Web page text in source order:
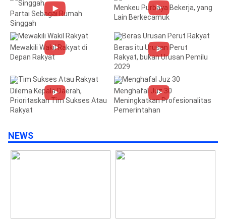
Partai Sebagai Rumah
Singgah
Menkeu Purbaya Bekerja, yang
Lain Berkecamuk
Mewakili Wakil Rakyat di
Depan Rakyat
Beras itu Urusan Perut
Rakyat, bukan Urusan Pemilu
2029
Dilema Kepala Daerah,
Prioritaskan Tim Sukses Atau
Rakyat
Menghafal Juz 30
Meningkatkan Profesionalitas
Pemerintahan
NEWS